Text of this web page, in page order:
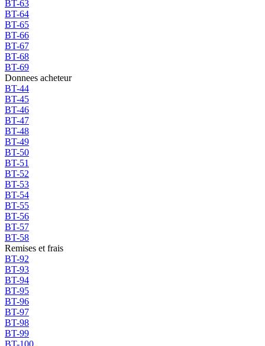
BT-63
BT-64
BT-65
BT-66
BT-67
BT-68
BT-69
Donnees acheteur
BT-44
BT-45
BT-46
BT-47
BT-48
BT-49
BT-50
BT-51
BT-52
BT-53
BT-54
BT-55
BT-56
BT-57
BT-58
Remises et frais
BT-92
BT-93
BT-94
BT-95
BT-96
BT-97
BT-98
BT-99
BT-100